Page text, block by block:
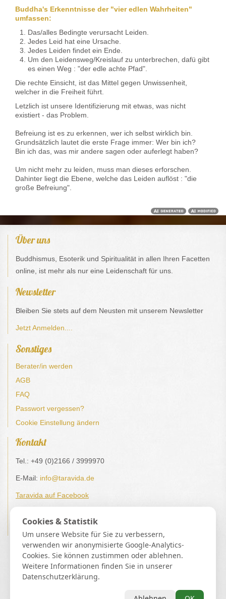
Buddha's Erkenntnisse der "vier edlen Wahrheiten"
umfassen:
Das/alles Bedingte verursacht Leiden.
Jedes Leid hat eine Ursache.
Jedes Leiden findet ein Ende.
Um den Leidensweg/Kreislauf zu unterbrechen, dafü gibt
es einen Weg : "der edle achte Pfad".
Die rechte Einsicht, ist das Mittel gegen Unwissenheit,
welcher in die Freiheit führt.
Letzlich ist unsere Identifizierung mit etwas, was nicht
existiert - das Problem.
Befreiung ist es zu erkennen, wer ich selbst wirklich bin.
Grundsätzlich lautet die erste Frage immer: Wer bin ich?
Bin ich das, was mir andere sagen oder auferlegt haben?
Um nicht mehr zu leiden, muss man dieses erforschen.
Dahinter liegt die Ebene, welche das Leiden auflöst : "die
große Befreiung".
Über uns
Buddhismus, Esoterik und Spiritualität in allen Ihren Facetten
online, ist mehr als nur eine Leidenschaft für uns.
Newsletter
Bleiben Sie stets auf dem Neusten mit unserem Newsletter
Jetzt Anmelden....
Sonstiges
Berater/in werden
AGB
FAQ
Passwort vergessen?
Cookie Einstellung ändern
Kontakt
Tel.: +49 (0)2166 / 3999970
E-Mail: info@taravida.de
Taravida auf Facebook
Buddhismus | Spiritualität | Esoterik | Lebensberatung
Spirit Guide UG (haftungsbeschränkt) Josefstraße 11 36039
Fulda Finanzamt Fulda DE337914900
*Gebühr pro Minute in € (aus dem deutschen Festnetz). Mobilfunkpreise
abweichend (0,27 €/min. mehr bei Telefonberatung). Alle Preise inkl. 19%MwSt.
Cookies & Statistik
Um unsere Website für Sie zu verbessern,
verwenden wir anonymisierte Google-Analytics-
Cookies. Sie können zustimmen oder ablehnen.
Weitere Informationen finden Sie in unserer
Datenschutzerklärung.